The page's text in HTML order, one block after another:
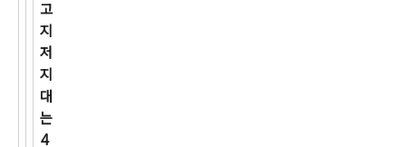
고
지
저
지
대
는
4